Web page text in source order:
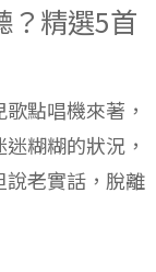
？精選5首
點唱機來著，
糊糊的狀況，
老實話，脫離